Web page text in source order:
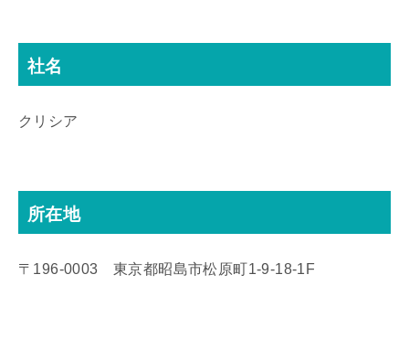
社名
クリシア
所在地
〒196-0003 東京都昭島市松原町1-9‐18‐1F